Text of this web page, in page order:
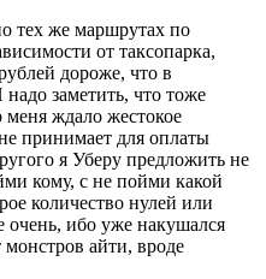
тех же маршрутах по
от таксопарка,
дороже, что в
заметить, что тоже
меня ждало жестокое
принимает для оплаты
я Уберу предложить не
кому, с не пойми какой
количество нулей или
очень, ибо уже накушался
айти, вроде